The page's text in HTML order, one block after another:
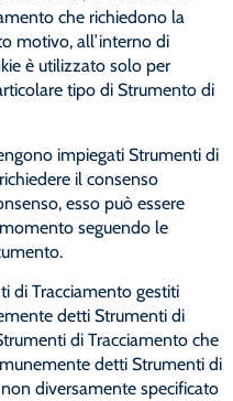
che richiedono la
motivo, all’interno di
è utilizzato solo per
tipo di Strumento di
impiegati Strumenti di
il consenso
esso può essere
seguendo le
di Tracciamento gestiti
detti Strumenti di
di Tracciamento che
detti Strumenti di
diversamente specificato